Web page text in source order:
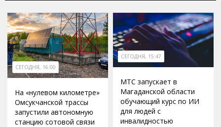
СЕГОДНЯ, 16:00
На «нулевом километре»
Омсукчанской трассы
запустили автономную
станцию сотовой связи
СЕГОДНЯ, 15:47
МТС запускает в
Магаданской области
обучающий курс по ИИ
для людей с
инвалидностью